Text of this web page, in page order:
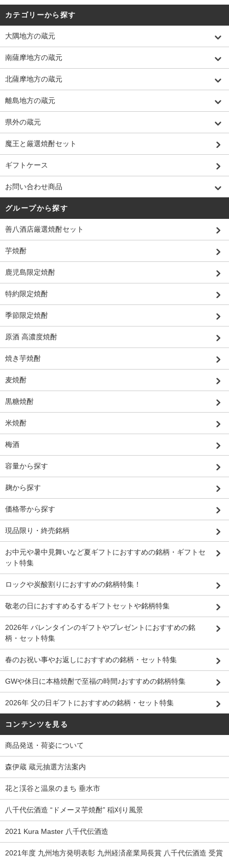
カテゴリーから探す
大隅地方の蔵元
南薩摩地方の蔵元
北薩摩地方の蔵元
離島地方の蔵元
県外の蔵元
魔王と厳選焼酎セット
ギフトケース
お問い合わせ商品
グループから探す
善八酒店厳選焼酎セット
芋焼酎
鹿児島限定焼酎
特約限定焼酎
季節限定焼酎
原酒 高濃度焼酎
焼き芋焼酎
麦焼酎
黒糖焼酎
米焼酎
梅酒
容量から探す
麹から探す
価格帯から探す
現品限り・終売銘柄
お中元や暑中見舞いなど夏ギフトにおすすめの銘柄・ギフトセ
ット特集
ロックや炭酸割りにおすすめの銘柄特集！
敬老の日におすすめるするギフトセットや銘柄特集
2026年 バレンタインのギフトやプレゼントにおすすめの銘
柄・セット特集
春のお祝い事やお返しにおすすめの銘柄・セット特集
GWや休日に本格焼酎で至福の時間♪おすすめの銘柄特集
2026年 父の日ギフトにおすすめの銘柄・セット特集
コンテンツを見る
商品発送・荷姿について
森伊蔵 蔵元抽選方法案内
花と渓谷と温泉のまち 垂水市
八千代伝酒造 “ドメーヌ芋焼酎” 稲刈り風景
2021 Kura Master 八千代伝酒造
2021年度 九州地方発明表彰 九州経済産業局長賞 八千代伝酒造 受賞